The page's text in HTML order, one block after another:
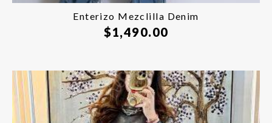
Enterizo Mezclilla Denim
$1,490.00